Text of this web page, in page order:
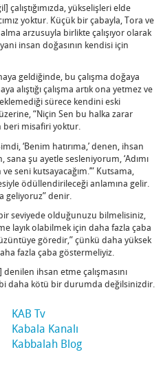
çalıştığımızda, yükselişleri elde
yoktur. Küçük bir çabayla, Tora ve
arzusuyla birlikte çalışıyor olarak
insan doğasının kendisi için
geldiğinde, bu çalışma doğaya
alıştığı çalışma artık ona yetmez ve
eklemediği sürece kendini eski
“Niçin Sen bu halka zarar
beri misafiri yoktur.
‘Benim hatırıma,’ denen, ihsan
sana şu ayetle sesleniyorum, ‘Adımı
seni kutsayacağım.’” Kutsama,
ödüllendirileceği anlamına gelir.
geliyoruz” denir.
seviyede olduğunuzu bilmelisiniz,
layık olabilmek için daha fazla çaba
göredir,” çünkü daha yüksek
fazla çaba göstermeliyiz.
ihsan etme çalışmasını
daha kötü bir durumda değilsinizdir.
KAB Tv
Kabala Kanalı
Kabbalah Blog